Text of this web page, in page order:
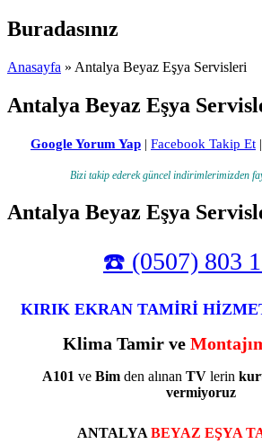
Buradasınız
Anasayfa » Antalya Beyaz Eşya Servisleri
Antalya Beyaz Eşya
Google Yorum Yap | Facebook Takip Et |
Bizi takip ederek güncel indirimlerimizden
Antalya Beyaz Eşya
☎️ (0507) 803
KIRIK EKRAN TAMİRİ
Klima Tamir ve
A101 ve Bim den alınan TV lerin
vermiyoruz
ANTALYA BEYAZ EŞYA